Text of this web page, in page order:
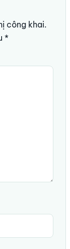
công khai.
*